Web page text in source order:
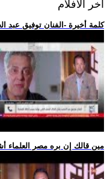
اخر الافلام
.. كلمة أخيرة -الفنان توفيق عبد
.. مين قالك إن بره مصر العلماء